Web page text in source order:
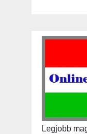
Legjobb